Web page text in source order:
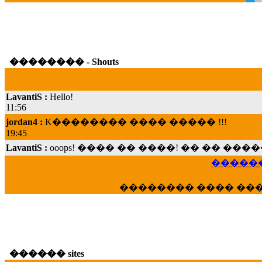
�������� - Shouts
11:56
jordan4 :
19:45
LavantiS :
���; ���� ��� ��� �������� ����
veronica :E���� 2012 ��� ����� ���
�������� ����
������ sites